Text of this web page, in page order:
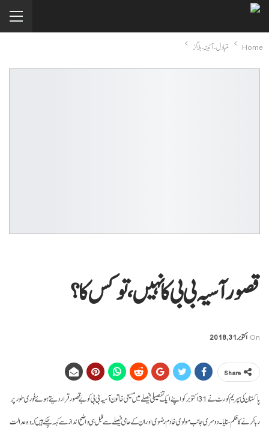
Home متبادل-آئینہ-بلاگز
قصور آسیہ بی بی کا نہیں، تو کس کا؟
On اکتوبر 31, 2018
Share
پاکستان کی سپریم کورٹ نے 31 اکتوبر کو اپنے ایک تفصیلی فیصلے میں مسیحی خاتون آسیہ بی بی کو بے قصور قرار دیتے ہوئے فوری طور پر
رہا کرنے کا حکم سنایا۔ دوسری جانب مولوی خادم رضوی اور ان کے حامی فیصلے سے قبل ہی واضح انداز سے کہہ چکے ہیں کہ وہ عدالت